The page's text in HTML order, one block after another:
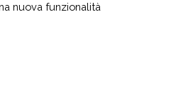
nuova funzionalità